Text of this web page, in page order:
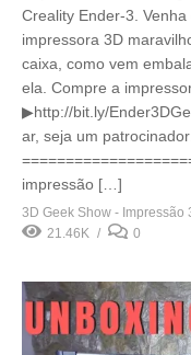
Creality Ender-3.
impressora 3D
caixa, como vem
ela. Compre a
▶http://bit.ly/
ar, seja um
impressão […]
3D Geek Show - Impressão
21.46K
0